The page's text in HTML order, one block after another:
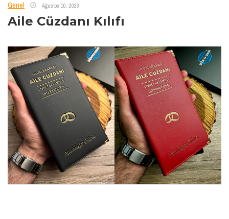
Genel Ağustos 10, 2026
Aile Cüzdanı Kılıfı